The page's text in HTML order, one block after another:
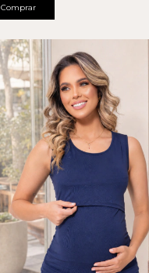
Comprar